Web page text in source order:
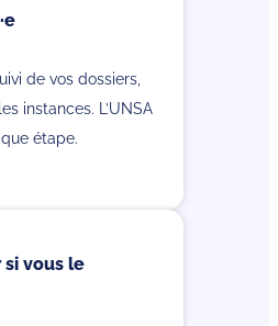
de vos dossiers,
instances. L’UNSA
étape.
si vous le